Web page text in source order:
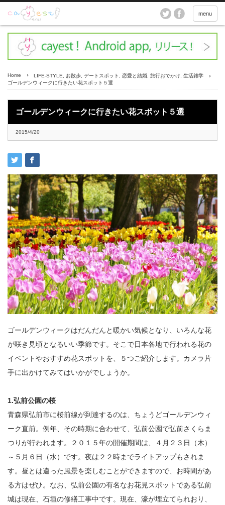
menu
Home LIFE-STYLE お散歩 デートスポット 恋愛と結婚 旅行おでかけ
生活雑学
ゴールデンウィークに行きたい花スポット５選
ゴールデンウィークに行きたい花スポット５選
2015/4/20
ゴールデンウィークはだんだんと暖かい気候となり、いろんな花
が咲き見頃となるいい季節です。そこで日本各地で行われる花の
イベントやおすすめ花スポットを、５つご紹介します。カメラ片
手に出かけてみてはいかがでしょうか。
1.弘前公園の桜
青森県弘前市に桜前線が到達するのは、ちょうどゴールデンウィ
ーク直前。例年、その時期に合わせて、弘前公園で弘前さくらま
つりが行われます。２０１５年の開催期間は、４月２３日（木）
～５月６日（水）です。夜は２２時までライトアップもされま
す。昼とは違った風景を楽しむことができますので、お時間があ
る方はぜひ。なお、弘前公園の有名なお花見スポットである弘前
城は現在、石垣の修繕工事中です。現在、濠が埋立てられおり、